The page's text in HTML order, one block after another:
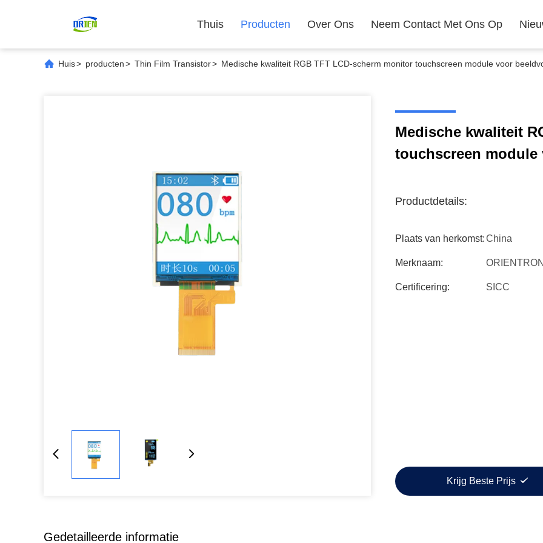
Thuis Producten Over Ons Neem Contact Met Ons Op
Huis> producten> Thin Film Transistor> Medische kwaliteit RGB TFT LCD-scherm monitor touchscreen module voor
Medische kwaliteit
touchscreen
Productdetails:
Plaats van herkomst:China
Merknaam:
Certificering: SICC
Krijg Beste Prijs
Gedetailleerde informatie